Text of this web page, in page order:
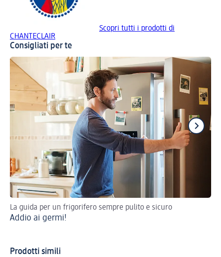
Scopri tutti i prodotti di
CHANTECLAIR
Consigliati per te
La guida per un frigorifero sempre pulito e sicuro
Addio ai germi!
Prodotti simili